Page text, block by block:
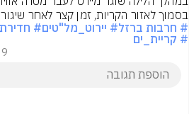
בסמוך לאזור הקריות, זמן קצר לאחר
# חרבות ברזל# יירוט_מל"טים#
# קריית_ים
9